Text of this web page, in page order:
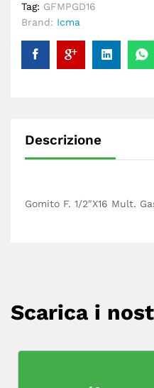
Tag: GFMPGD16
Brand: Icma
Descrizione
Gomito F. 1/2″X16 Mult.
Scarica i